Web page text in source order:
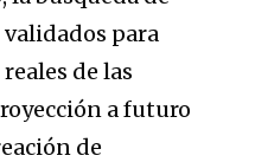
para
de las
a futuro
de